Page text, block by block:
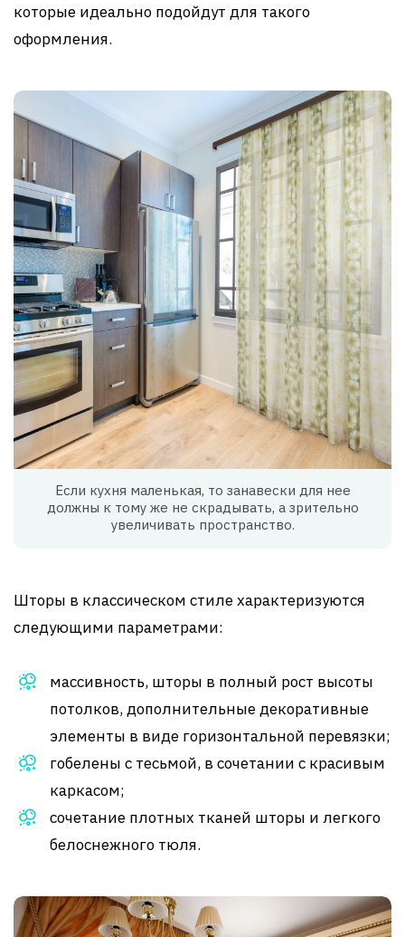
которые идеально подойдут для такого
оформления.
Если кухня маленькая, то занавески для нее
должны к тому же не скрадывать, а зрительно
увеличивать пространство.
Шторы в классическом стиле характеризуются
следующими параметрами:
массивность, шторы в полный рост высоты
потолков, дополнительные декоративные
элементы в виде горизонтальной перевязки;
гобелены с тесьмой, в сочетании с красивым
каркасом;
сочетание плотных тканей шторы и легкого
белоснежного тюля.